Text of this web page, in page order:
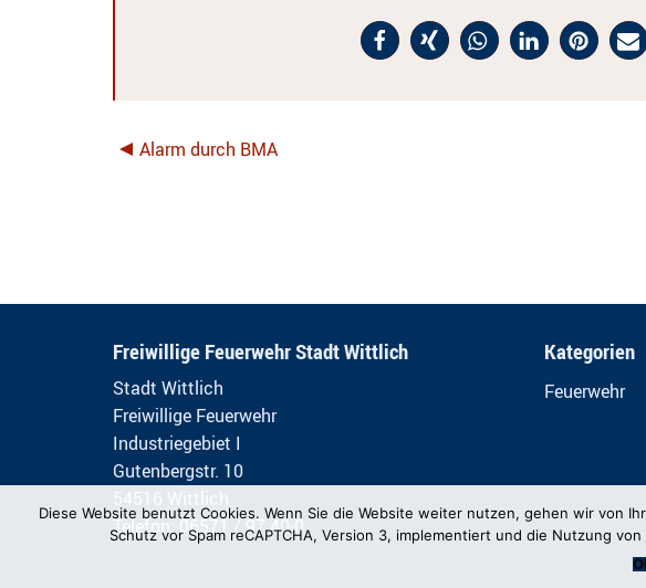
Alarm durch BMA
Freiwillige Feuerwehr Stadt Wittlich
Stadt Wittlich
Freiwillige Feuerwehr
Industriegebiet I
Gutenbergstr. 10
Telefon: 06571 / 97 40-0
Kategorien
Feuerwehr
Diese Website benutzt Cookies. Wenn Sie die Website weiter nutzen, gehen wir von
Schutz vor Spam reCAPTCHA, Version 3, implementiert und die Nutzung